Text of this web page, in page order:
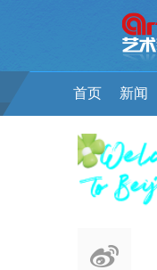
首页 新闻